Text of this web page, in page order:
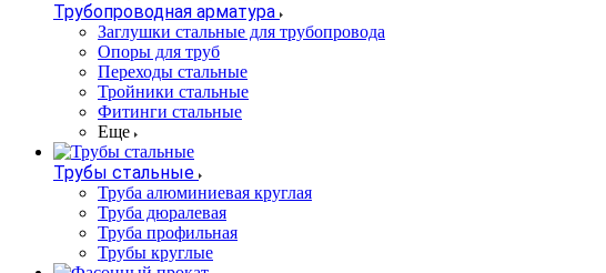
Трубопроводная арматура
Заглушки стальные для трубопровода
Опоры для труб
Переходы стальные
Тройники стальные
Фитинги стальные
Еще
Трубы стальные
Труба алюминиевая круглая
Труба дюралевая
Труба профильная
Трубы круглые